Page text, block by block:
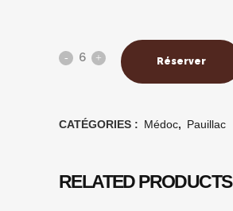
Réserver
CATÉGORIES : Médoc, Pauillac
RELATED PRODUCTS